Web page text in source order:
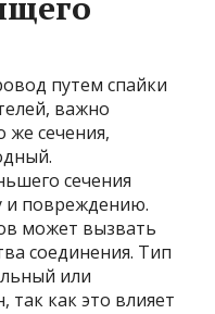
путем спайки
важно
же сечения,
сечения
и повреждению.
может вызвать
соединения. Тип
или
как это влияет